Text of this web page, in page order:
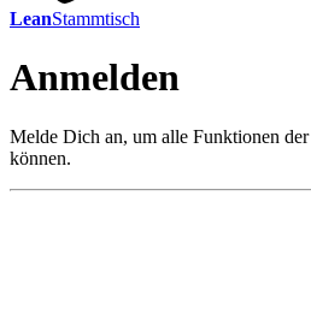
LeanStammtisch
Anmelden
Melde Dich an, um alle Funktionen der
können.